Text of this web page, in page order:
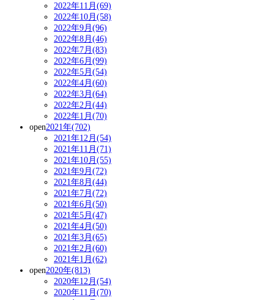
2022年11月(69)
2022年10月(58)
2022年9月(96)
2022年8月(46)
2022年7月(83)
2022年6月(99)
2022年5月(54)
2022年4月(60)
2022年3月(64)
2022年2月(44)
2022年1月(70)
open2021年(702)
2021年12月(54)
2021年11月(71)
2021年10月(55)
2021年9月(72)
2021年8月(44)
2021年7月(72)
2021年6月(50)
2021年5月(47)
2021年4月(50)
2021年3月(65)
2021年2月(60)
2021年1月(62)
open2020年(813)
2020年12月(54)
2020年11月(70)